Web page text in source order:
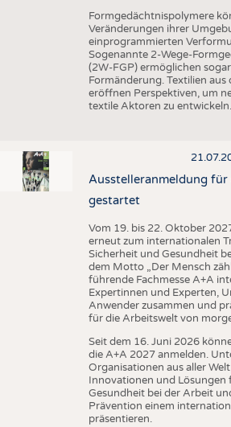
Formgedächtnispolymere
Veränderungen ihrer
einprogrammierten
Sogenannte 2-Wege-
(2W-FGP) ermöglichen
Formänderung. Textilien aus
eröffnen Perspektiven, um
textile Aktoren zu entwickeln.
Ausstelleranmeldung für
gestartet
Vom 19. bis 22. Oktober
erneut zum internationalen
Sicherheit und Gesundheit
dem Motto „Der Mensch
führende Fachmesse A+A
Expertinnen und Experten,
Anwender zusammen und
für die Arbeitswelt von
Seit dem 16. Juni 2026
die A+A 2027 anmelden.
Organisationen aus aller
Innovationen und Lösungen
Gesundheit bei der Arbeit
Prävention einem
präsentieren.